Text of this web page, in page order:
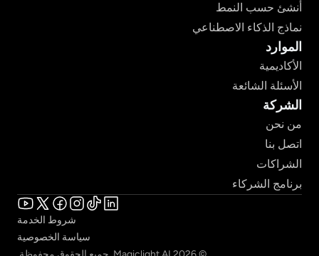
أنشئ حسب النمط
نماذج الذكاء الاصطناعي
الموارد
الأكاديمية
الأسئلة الشائعة
الشركة
من نحن
اتصل بنا
الشراكات
برنامج الشركاء
شروط الخدمة
سياسة الخصوصية